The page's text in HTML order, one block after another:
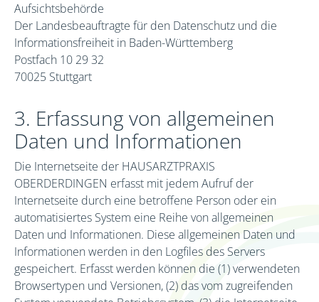
Aufsichtsbehörde
Der Landesbeauftragte für den Datenschutz und die
Informationsfreiheit in Baden-Württemberg
Postfach 10 29 32
70025 Stuttgart
3. Erfassung von allgemeinen
Daten und Informationen
Die Internetseite der HAUSARZTPRAXIS
OBERDERDINGEN erfasst mit jedem Aufruf der
Internetseite durch eine betroffene Person oder ein
automatisiertes System eine Reihe von allgemeinen
Daten und Informationen. Diese allgemeinen Daten und
Informationen werden in den Logfiles des Servers
gespeichert. Erfasst werden können die (1) verwendeten
Browsertypen und Versionen, (2) das vom zugreifenden